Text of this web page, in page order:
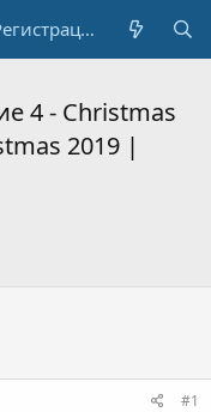
Регистрация
4 - Christmas
2019 |
#1